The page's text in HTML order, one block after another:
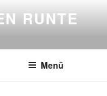
RUNTE
Menü